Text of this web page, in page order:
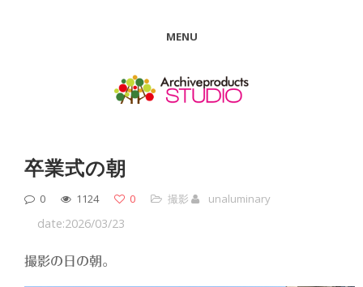
MENU
卒業式の朝
0 1124 0 撮影 unaluminary
date:2026/03/23
撮影の日の朝。